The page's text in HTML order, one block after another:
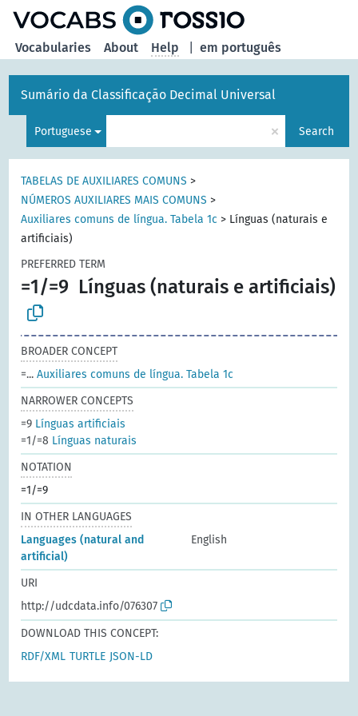
em português
Vocabularies About Help
Sumário da Classificação Decimal Universal
Portuguese × Search
TABELAS DE AUXILIARES COMUNS >
NÚMEROS AUXILIARES MAIS COMUNS >
Auxiliares comuns de língua. Tabela 1c > Línguas (naturais e
artificiais)
PREFERRED TERM
=1/=9 Línguas (naturais e artificiais)
BROADER CONCEPT
=...Auxiliares comuns de língua. Tabela 1c
NARROWER CONCEPTS
=9 Línguas artificiais
=1/=8 Línguas naturais
NOTATION
=1/=9
IN OTHER LANGUAGES
Languages (natural and
artificial)
English
URI
http://udcdata.info/076307
DOWNLOAD THIS CONCEPT:
RDF/XML TURTLE JSON-LD